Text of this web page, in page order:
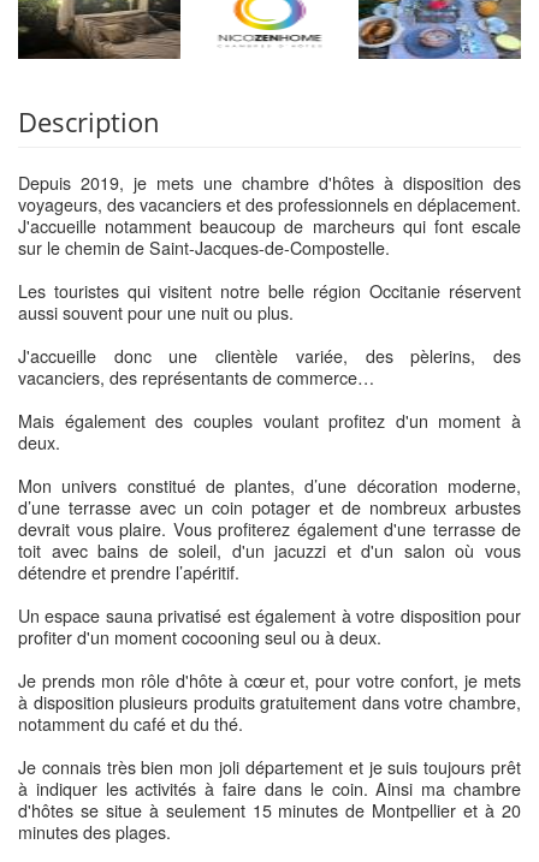
Description
Depuis 2019, je mets une chambre d'hôtes à disposition des
voyageurs, des vacanciers et des professionnels en déplacement.
J'accueille notamment beaucoup de marcheurs qui font escale
sur le chemin de Saint-Jacques-de-Compostelle.
Les touristes qui visitent notre belle région Occitanie réservent
aussi souvent pour une nuit ou plus.
J'accueille donc une clientèle variée, des pèlerins, des
vacanciers, des représentants de commerce…
Mais également des couples voulant profitez d'un moment à
deux.
Mon univers constitué de plantes, d’une décoration moderne,
d’une terrasse avec un coin potager et de nombreux arbustes
devrait vous plaire. Vous profiterez également d'une terrasse de
toit avec bains de soleil, d'un jacuzzi et d'un salon où vous
détendre et prendre l’apéritif.
Un espace sauna privatisé est également à votre disposition pour
profiter d'un moment cocooning seul ou à deux.
Je prends mon rôle d'hôte à cœur et, pour votre confort, je mets
à disposition plusieurs produits gratuitement dans votre chambre,
notamment du café et du thé.
Je connais très bien mon joli département et je suis toujours prêt
à indiquer les activités à faire dans le coin. Ainsi ma chambre
d'hôtes se situe à seulement 15 minutes de Montpellier et à 20
minutes des plages.